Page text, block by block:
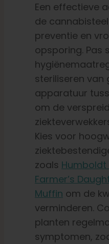
Een effectieve
de
preventie en
opsporing. Pas
steriliseren van
apparatuur
om de
Kies voor
zoals Humboldt
Farmer’s
Muffin om de
verminderen.
planten
symptomen,